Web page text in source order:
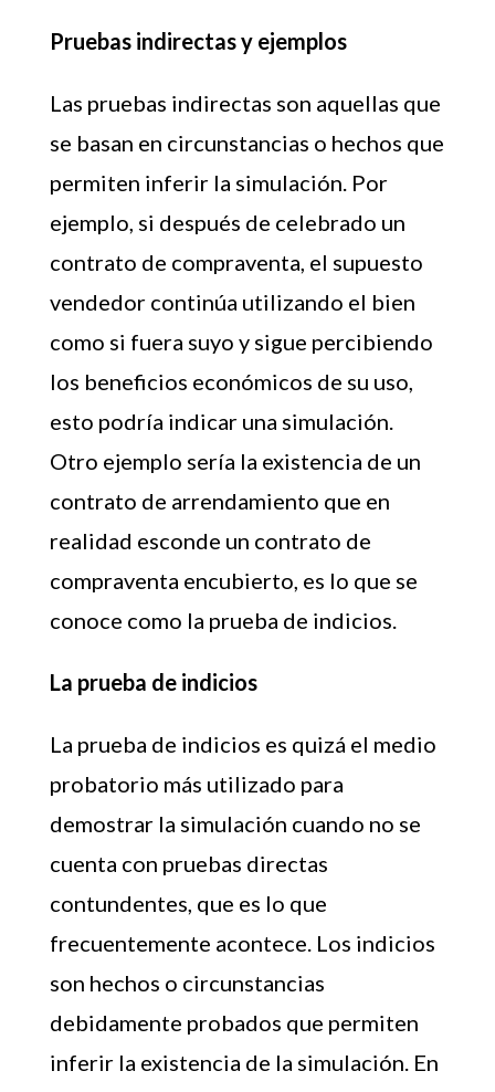
Pruebas indirectas y ejemplos
Las pruebas indirectas son aquellas que
se basan en circunstancias o hechos que
permiten inferir la simulación. Por
ejemplo, si después de celebrado un
contrato de compraventa, el supuesto
vendedor continúa utilizando el bien
como si fuera suyo y sigue percibiendo
los beneficios económicos de su uso,
esto podría indicar una simulación.
Otro ejemplo sería la existencia de un
contrato de arrendamiento que en
realidad esconde un contrato de
compraventa encubierto, es lo que se
conoce como la prueba de indicios.
La prueba de indicios
La prueba de indicios es quizá el medio
probatorio más utilizado para
demostrar la simulación cuando no se
cuenta con pruebas directas
contundentes, que es lo que
frecuentemente acontece. Los indicios
son hechos o circunstancias
debidamente probados que permiten
inferir la existencia de la simulación. En